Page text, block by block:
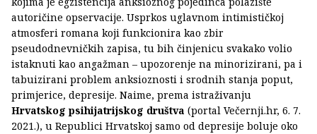
autoričine opservacije. Usprkos uglavnom intimističkoj
atmosferi romana koji funkcionira kao zbir
pseudodnevničkih zapisa, tu bih činjenicu svakako volio
istaknuti kao angažman – upozorenje na minorizirani, pa i
tabuizirani problem anksioznosti i srodnih stanja poput,
primjerice, depresije. Naime, prema istraživanju
Hrvatskog psihijatrijskog društva (portal Večernji.hr, 6. 7.
2021.), u Republici Hrvatskoj samo od depresije boluje oko